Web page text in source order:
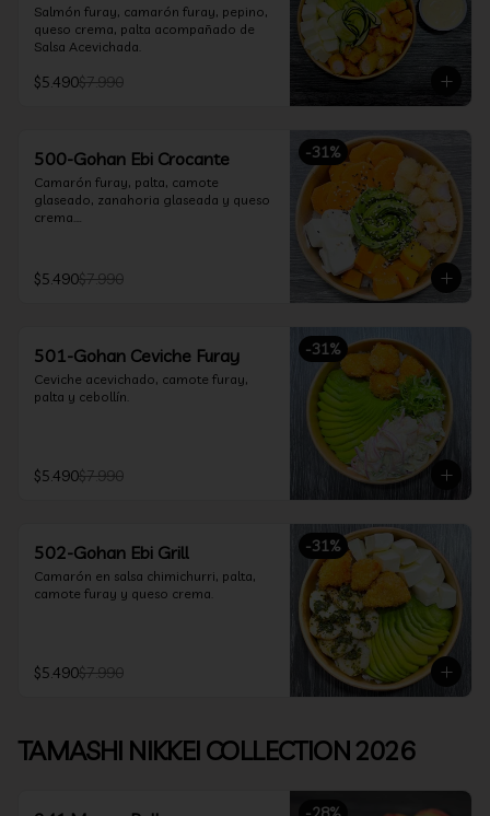
Salmón furay, camarón furay, pepino,
queso crema, palta acompañado de
Salsa Acevichada.
$5.490$7.990
-31%
500-Gohan Ebi Crocante
Camarón furay, palta, camote
glaseado, zanahoria glaseada y queso
crema.
$5.490$7.990
-31%
501-Gohan Ceviche Furay
Ceviche acevichado, camote furay,
palta y cebollín.
$5.490$7.990
-31%
502-Gohan Ebi Grill
Camarón en salsa chimichurri, palta,
camote furay y queso crema.
$5.490$7.990
TAMASHI NIKKEI COLLECTION 2026